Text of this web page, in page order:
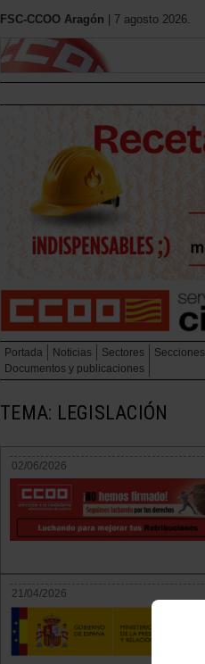
FSC-CCOO Aragón | 7 agosto 2026.
Portada Noticias Sectores
Documentos y publicaciones
TEMA: LEGISLACIÓN
02/06/2026
21/04/2026